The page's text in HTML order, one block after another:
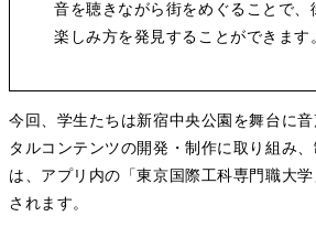
音を聴きながら街をめぐることで、
楽しみ方を発見することができます
今回、学生たちは新宿中央公園を舞台に
タルコンテンツの開発・制作に取り組み
は、アプリ内の「東京国際工科専門職大
されます。